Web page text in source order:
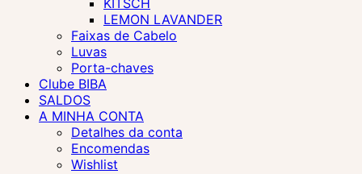
KITSCH
LEMON LAVANDER
Faixas de Cabelo
Luvas
Porta-chaves
Clube BIBA
SALDOS
A MINHA CONTA
Detalhes da conta
Encomendas
Wishlist